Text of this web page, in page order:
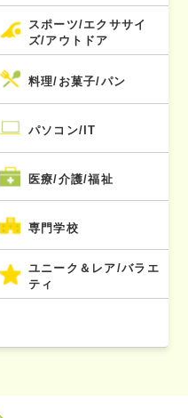
スポーツ/エクササイ
ズ/アウトドア
料理/お菓子/パン
パソコン/IT
医療/介護/福祉
専門学校
ユニーク＆レア/バラエ
ティ